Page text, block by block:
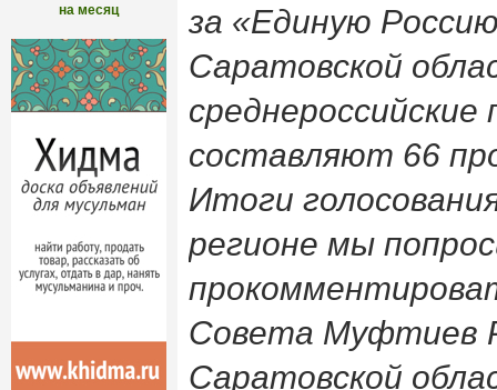
на месяц
за «Единую
Саратовской
среднероссийские
составляют 66
Итоги
регионе мы
Совета Муфтиев
Саратовской